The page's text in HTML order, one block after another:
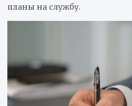
планы на службу.